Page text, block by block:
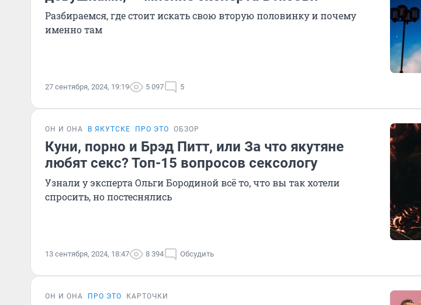
Разбираемся, где стоит искать свою вторую половинку и почему
именно там
27 сентября, 2024, 19:19 5 097 5
ОН И ОНА В ЯКУТСКЕ ПРО ЭТО ОБЗОР
Куни, порно и Брэд Питт, или За что якутяне
любят секс? Топ-15 вопросов сексологу
Узнали у эксперта Ольги Бородиной всё то, что вы так хотели
спросить, но постеснялись
13 сентября, 2024, 18:47 8 394 Обсудить
ОН И ОНА ПРО ЭТО КАРТОЧКИ